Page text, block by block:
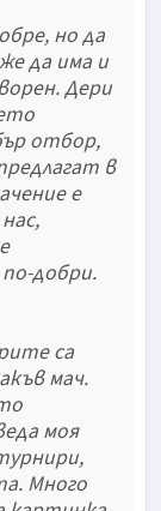
но да
да има и
Дери
отбор,
в
е
добри.
са
мач.
моя
Много